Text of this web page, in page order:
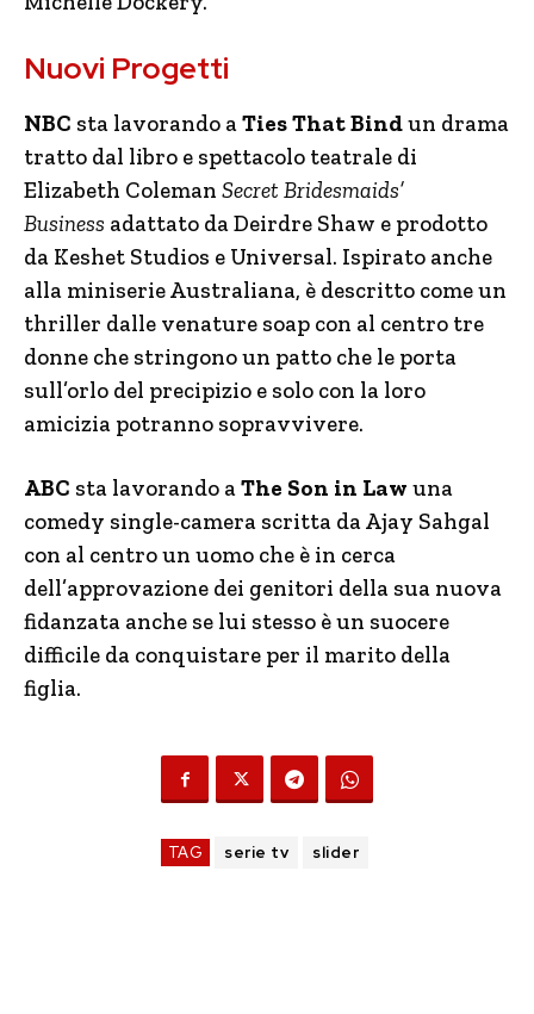
Nuovi Progetti
NBC sta lavorando aTies That Bindun drama
tratto dal libro e spettacolo teatrale di
Elizabeth Coleman Secret Bridesmaids’
Business adattato da Deirdre Shaw e prodotto
da Keshet Studios e Universal. Ispirato anche
alla miniserie Australiana, è descritto come un
thriller dalle venature soap con al centro tre
donne che stringono un patto che le porta
sull’orlo del precipizio e solo con la loro
amicizia potranno sopravvivere.
ABC sta lavorando aThe Son in Law una
comedy single-camera scritta da Ajay Sahgal
con al centro un uomo che è in cerca
dell’approvazione dei genitori della sua nuova
fidanzata anche se lui stesso è un suocere
difficile da conquistare per il marito della
figlia.
TAG serie tv slider